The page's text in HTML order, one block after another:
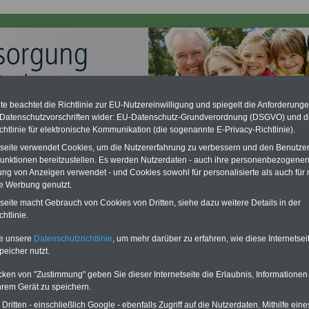
zu gering - hohe Nachzahlung für Beamte & Ruhestandsbeamte
hat die Berliner Landesbesoldung für verfassungs-
(Berlin muss bisMärz 2027 eine Neuregelung der Besoldung
Auch beim Bund (Beamte & Ruhestandsbeamte) gibt es teilweise
(Medienberichten zufolge liegt diese füralle (!) Beamte
mind. 3.000 und 13.000 Euro
Broschüre heraus (unmittelbar nach Beschluss eines Gesetzentwurfs
>>>
zur (Vor)Bestellung der Broschüre.
(BeamtVG): § 48 Ausgleich bei
Mai 2025 >>>hier können Sie den
Ratgeber für 7,50 Euro bestellen
15,00 Euro
beachtet die Richtlinie zur EU-Nutzereinwilligung und spiegelt die
wider: EU-Datenschutz-Grundverordnung (DSGVO) und
für elektronische Kommunikation (die sogenannte E-Privacy-Richtlinie).
verwendet Cookies, um die Nutzererfahrung zu verbessern und den
bereitzustellen. Es werden Nutzerdaten - auch ihre
von Anzeigen verwendet - und Cookies sowohl für personalisierte als auch für
Werbung genutzt.
macht Gebrauch von Cookies von Dritten, siehe dazu weitere Details in der
unsere Datenschutzrichtlinie, um mehr darüber zu erfahren, wie diese
nutzt.
von "Zustimmung" geben Sie dieser Internetseite die Erlaubnis,
Gerät zu speichern.
- einschließlich Google - ebenfalls Zugriff auf die Nutzerdaten. Mithilfe